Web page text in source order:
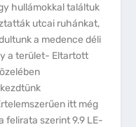
hullámokkal találtuk
utcai ruhánkat,
a medence déli
a terület- Eltartott
itt még
felirata szerint 9.9 LE-